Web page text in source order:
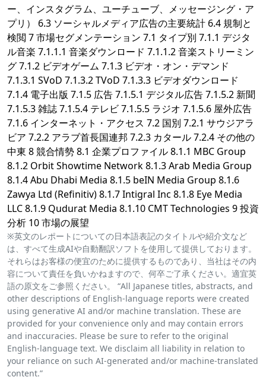
ー、インスタグラム、ユーチューブ、メッセージング・ア
プリ） 6.3 ソーシャルメディア広告の主要統計 6.4 規制と
検閲 7 市場セグメンテーション 7.1 タイプ別 7.1.1 デジタ
ル音楽 7.1.1.1 音楽ダウンロード 7.1.1.2 音楽ストリーミン
グ 7.1.2 ビデオゲーム 7.1.3 ビデオ・オン・デマンド
7.1.3.1 SVoD 7.1.3.2 TVoD 7.1.3.3 ビデオダウンロード
7.1.4 電子出版 7.1.5 広告 7.1.5.1 デジタル広告 7.1.5.2 新聞
7.1.5.3 雑誌 7.1.5.4 テレビ 7.1.5.5 ラジオ 7.1.5.6 屋外広告
7.1.6 インターネット・アクセス 7.2 国別 7.2.1 サウジアラ
ビア 7.2.2 アラブ首長国連邦 7.2.3 カタール 7.2.4 その他の
中東 8 競合情勢 8.1 企業プロファイル 8.1.1 MBC Group
8.1.2 Orbit Showtime Network 8.1.3 Arab Media Group
8.1.4 Abu Dhabi Media 8.1.5 beIN Media Group 8.1.6
Zawya Ltd (Refinitiv) 8.1.7 Intigral Inc 8.1.8 Eye Media
LLC 8.1.9 Qudurat Media 8.1.10 CMT Technologies 9 投資
分析 10 市場の展望
※英文のレポートについての日本語表記のタイトルや紹介文など
は、すべて生成AIや自動翻訳ソフトを使用して提供しております。
それらはお客様の便宜のために提供するものであり、当社はその内
容について責任を負いかねますので、何卒ご了承ください。適宜英
語の原文をご参照ください。 “All Japanese titles, abstracts, and
other descriptions of English-language reports were created
using generative AI and/or machine translation. These are
provided for your convenience only and may contain errors
and inaccuracies. Please be sure to refer to the original
English-language text. We disclaim all liability in relation to
your reliance on such AI-generated and/or machine-translated
content.”